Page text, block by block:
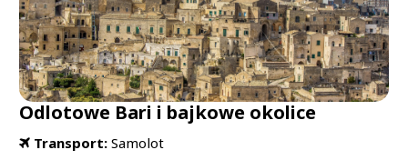
Odlotowe Bari i bajkowe okolice
Transport: Samolot